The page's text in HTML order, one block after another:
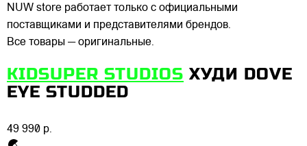
NUW store работает только с официальными
поставщиками и представителями брендов.
Все товары — оригинальные.
KIDSUPER STUDIOS ХУДИ DOVE
EYE STUDDED
49 990 р.